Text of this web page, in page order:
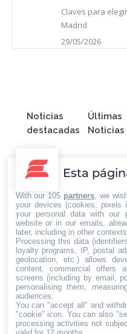
Claves para
Madrid
29/05/2026
Noticias
destacadas
Últimas
Noticias
Esta
With our 105 partners , we
your devices (cookies, pixels
your personal data with our
website or in our emails,
later, including in other contexts.
Processing this data
loyalty programs, IP, postal
geolocation, etc.) allows
content, commercial offers
screens (including by email,
personalising them,
audiences.
You can "accept all" and
"cookie" icon . You can also
processing activities not
valid for 12 months.